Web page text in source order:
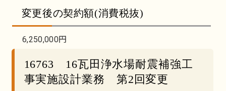
変更後の契約額(消費税抜)
6,250,000円
16763 16瓦田浄水場耐震補強工
事実施設計業務 第2回変更